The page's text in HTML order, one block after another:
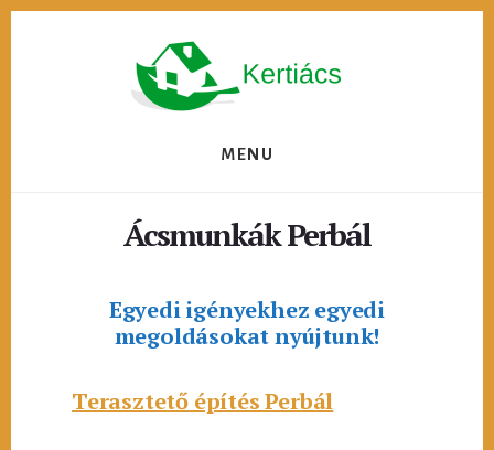
MENU
Ácsmunkák Perbál
Egyedi igényekhez egyedi
megoldásokat nyújtunk!
Terasztető építés Perbál